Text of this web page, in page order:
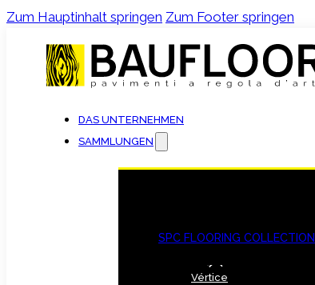
Zum Hauptinhalt springen Zum Footer springen
DAS UNTERNEHMEN
SAMMLUNGEN
SPC FLOORING COLLECTION
Vértice